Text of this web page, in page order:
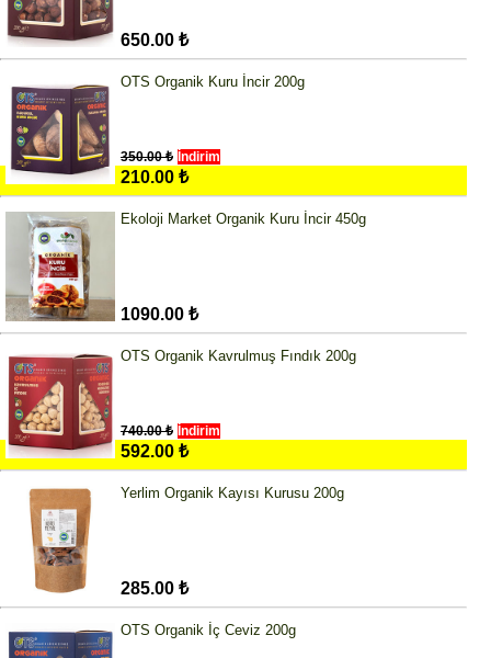
650.00 ₺
OTS Organik Kuru İncir 200g
350.00 ₺ İndirim
210.00 ₺
Ekoloji Market Organik Kuru İncir 450g
1090.00 ₺
OTS Organik Kavrulmuş Fındık 200g
740.00 ₺ İndirim
592.00 ₺
Yerlim Organik Kayısı Kurusu 200g
285.00 ₺
OTS Organik İç Ceviz 200g